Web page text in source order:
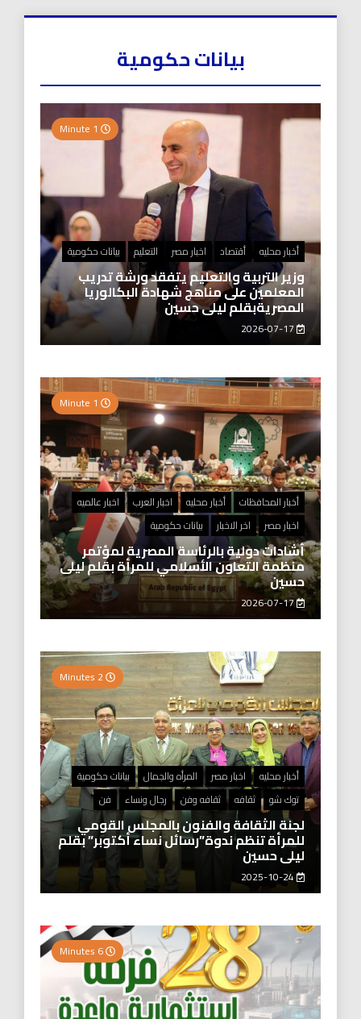
بيانات حكومية
أخبار محليه أقتصاد اخبار مصر التعليم بيانات حكومية
وزير التربية والتعليم يتفقد ورشة تدريب
المعلمين على مناهج شهادة البكالوريا
المصريةبقلم ليلى حسين
2026-07-17
أخبار المحافظات أخبار محليه اخبار العرب
اخبار عالميه
اخبار مصر
اخر الاخبار بيانات حكومية
أشادات دولية بالرئاسة المصرية لمؤتمر
منظمة التعاون الأسلامي للمرأة بقلم ليلى
حسين
2026-07-17
أخبار محليه اخبار مصر المرأه والجمال
بيانات حكومية
توك شو
ثقافه ثقافه وفن رجال ونساء فن
لجنة الثقافة والفنون بالمجلس القومي
للمرأة تنظم ندوة”رسائل نساء أكتوبر” بقلم
ليلى حسين